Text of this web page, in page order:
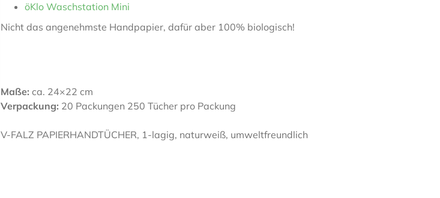
öKlo Waschstation Mini
Nicht das angenehmste Handpapier, dafür aber 100% biologisch!
Maße: ca. 24×22 cm
Verpackung: 20 Packungen 250 Tücher pro Packung
V-FALZ PAPIERHANDTÜCHER, 1-lagig, naturweiß, umweltfreundlich